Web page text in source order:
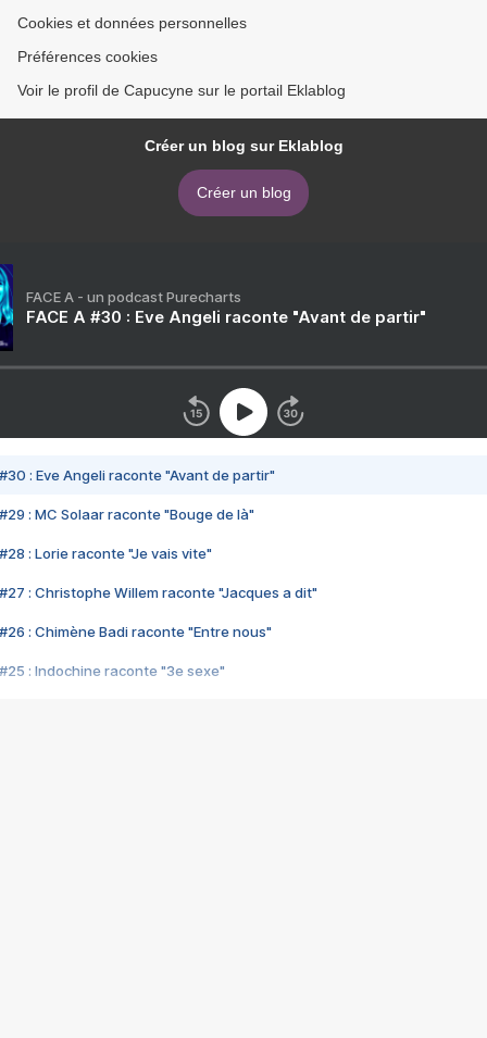
Cookies et données personnelles
Préférences cookies
Voir le profil de Capucyne sur le portail Eklablog
Créer un blog sur Eklablog
Créer un blog
FACE A - un podcast Purecharts
FACE A #30 : Eve Angeli raconte "Avant de partir"
#30 : Eve Angeli raconte "Avant de partir"
#29 : MC Solaar raconte "Bouge de là"
#28 : Lorie raconte "Je vais vite"
#27 : Christophe Willem raconte "Jacques a dit"
#26 : Chimène Badi raconte "Entre nous"
#25 : Indochine raconte "3e sexe"